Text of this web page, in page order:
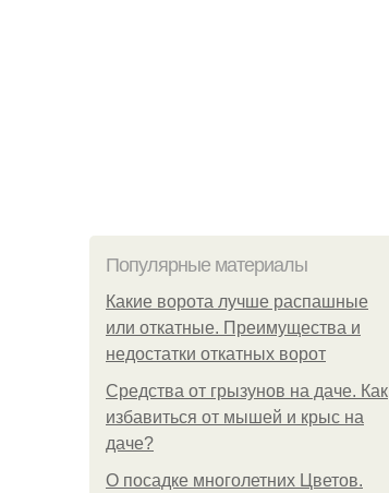
Популярные материалы
Какие ворота лучше распашные
или откатные. Преимущества и
недостатки откатных ворот
Средства от грызунов на даче. Как
избавиться от мышей и крыс на
даче?
О посадке многолетних Цветов.